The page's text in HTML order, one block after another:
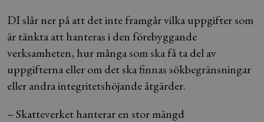
DI slår ner på att det inte framgår vilka uppgifter som
är tänkta att hanteras i den förebyggande
verksamheten, hur många som ska få ta del av
uppgifterna eller om det ska finnas sökbegränsningar
eller andra integritetshöjande åtgärder.
– Skatteverket hanterar en stor mängd